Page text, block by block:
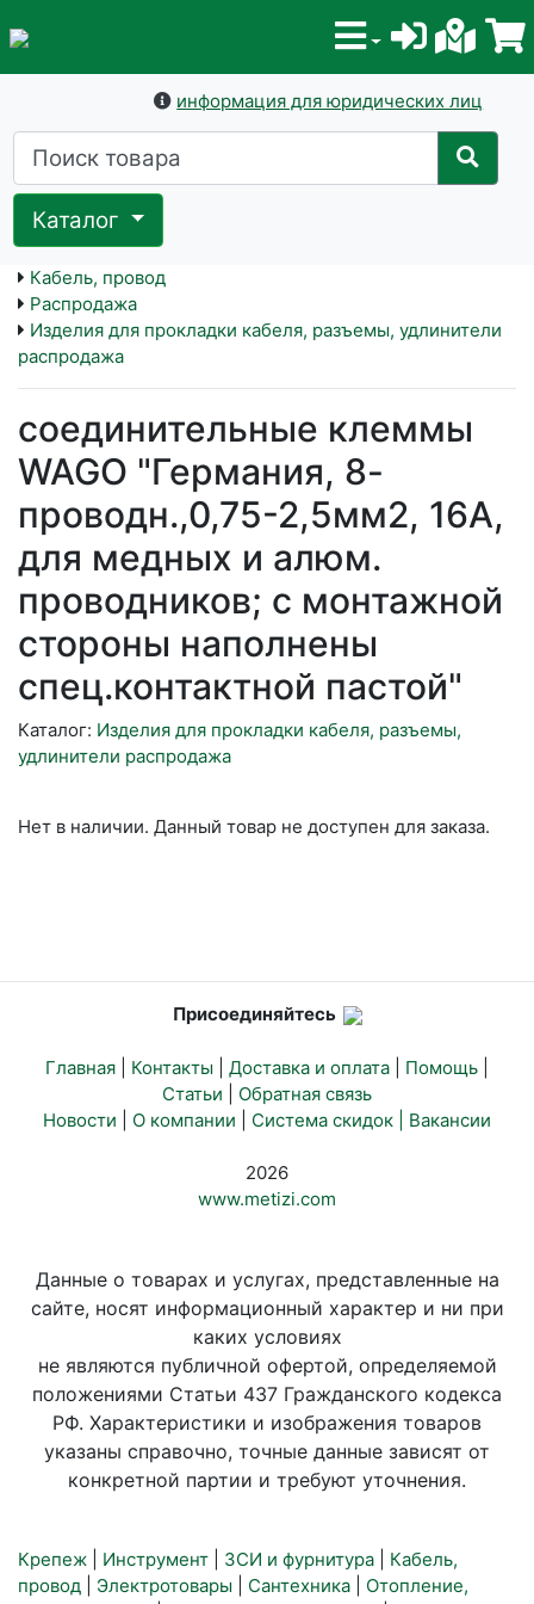
информация для юридических лиц
Каталог
Кабель, провод
Распродажа
Изделия для прокладки кабеля, разъемы, удлинители
распродажа
соединительные клеммы
WAGO "Германия, 8-
проводн.,0,75-2,5мм2, 16А,
для медных и алюм.
проводников; с монтажной
стороны наполнены
спец.контактной пастой"
Каталог: Изделия для прокладки кабеля, разъемы,
удлинители распродажа
Нет в наличии. Данный товар не доступен для заказа.
Присоединяйтесь
Главная Контакты Доставка и оплата Помощь
Статьи
Обратная связь
Новости
О компании Система скидок | Вакансии
2026
www.metizi.com
Данные о товарах и услугах, представленные на
сайте, носят информационный характер и ни при
каких условиях
не являются публичной офертой, определяемой
положениями Статьи 437 Гражданского кодекса
РФ. Характеристики и изображения товаров
указаны справочно, точные данные зависят от
конкретной партии и требуют уточнения.
Крепеж Инструмент ЗСИ и фурнитура
Кабель,
провод
Электротовары Сантехника
Отопление,